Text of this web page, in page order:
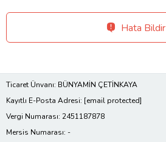
Hata Bildir
Ticaret Ünvanı: BÜNYAMİN ÇETİNKAYA
Kayıtlı E-Posta Adresi: [email protected]
Vergi Numarası: 2451187878
Mersis Numarası: -